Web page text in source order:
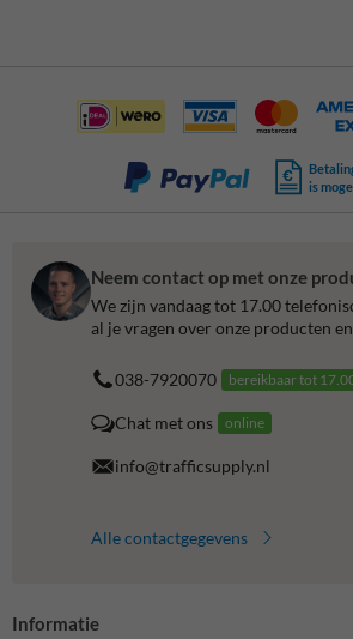
is
Neem contact op met onze
We zijn vandaag tot 17.00
al je vragen over onze producten
038-7920070 bereikbaar tot
Chat met ons online
info@trafficsupply.nl
Alle contactgegevens
Informatie